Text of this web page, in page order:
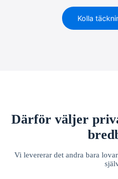
Kolla
Därför väljer
Vi levererar det andra bara